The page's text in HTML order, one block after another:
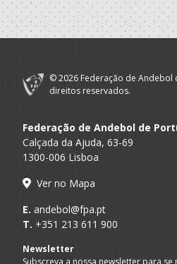
A.A.
Madeira
Club Sports da
Madeira
A.A.
Club Sports da
A.A.
Madeira
Club Sports da
Madeira
Madeira
Madeira
2017/18
© 2026 Federação de Andebol
direitos reservados.
Federação de Andebol de
Calçada da Ajuda, 63-69
1300-006 Lisboa
Ver no Mapa
E. andebol@fpa.pt
T. +351 213 611 900
Newsletter
Subscreva a nossa newsletter para